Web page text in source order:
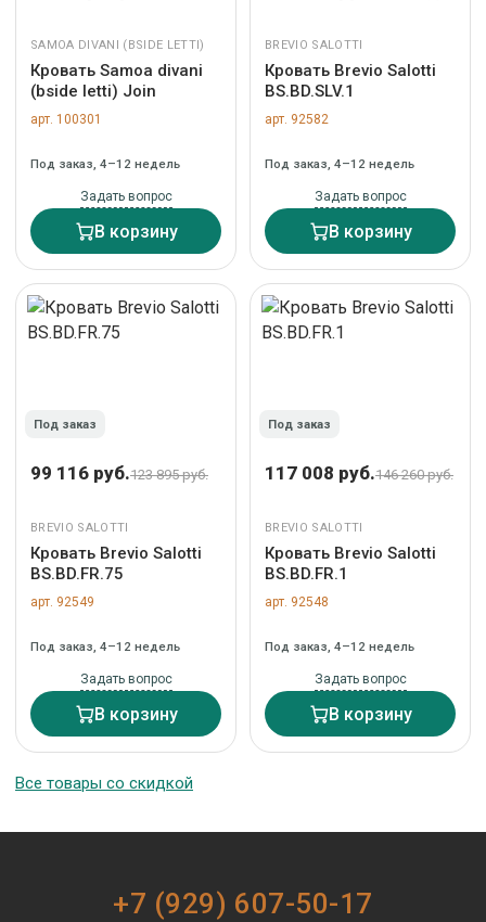
SAMOA DIVANI (BSIDE LETTI)
Кровать Samoa divani
(bside letti) Join
арт. 100301
Под заказ, 4–12 недель
Задать вопрос
В корзину
BREVIO SALOTTI
Кровать Brevio Salotti
BS.BD.SLV.1
арт. 92582
Под заказ, 4–12 недель
Задать вопрос
В корзину
Под заказ
99 116 руб.123 895 руб.
BREVIO SALOTTI
Кровать Brevio Salotti
BS.BD.FR.75
арт. 92549
Под заказ, 4–12 недель
Задать вопрос
В корзину
Под заказ
117 008 руб.146 260 руб.
BREVIO SALOTTI
Кровать Brevio Salotti
BS.BD.FR.1
арт. 92548
Под заказ, 4–12 недель
Задать вопрос
В корзину
Все товары со скидкой
+7 (929) 607-50-17